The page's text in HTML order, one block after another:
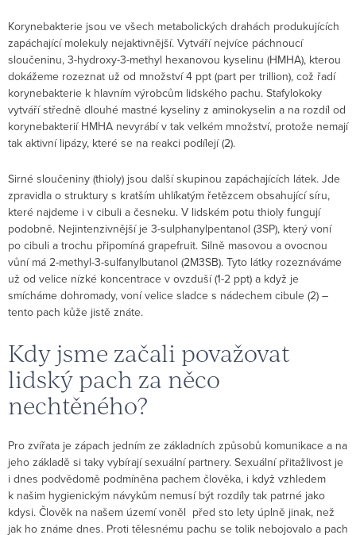
Korynebakterie jsou ve všech metabolických drahách produkujících
zapáchající molekuly nejaktivnější. Vytváří nejvíce páchnoucí
sloučeninu, 3-hydroxy-3-methyl hexanovou kyselinu (HMHA), kterou
dokážeme rozeznat už od množství 4 ppt (part per trillion), což řadí
korynebakterie k hlavním výrobcům lidského pachu. Stafylokoky
vytváří středně dlouhé mastné kyseliny z aminokyselin a na rozdíl od
korynebakterií HMHA nevyrábí v tak velkém množství, protože nemají
tak aktivní lipázy, které se na reakci podílejí (2).
Sirné sloučeniny (thioly) jsou další skupinou zapáchajících látek. Jde
zpravidla o struktury s kratším uhlíkatým řetězcem obsahující síru,
které najdeme i v cibuli a česneku. V lidském potu thioly fungují
podobně. Nejintenzivnější je 3-sulphanylpentanol (3SP), který voní
po cibuli a trochu připomíná grapefruit. Silně masovou a ovocnou
vůní má 2-methyl-3-sulfanylbutanol (2M3SB). Tyto látky rozeznáváme
už od velice nízké koncentrace v ovzduší (1-2 ppt) a když je
smícháme dohromady, voní velice sladce s nádechem cibule (2) –
tento pach kůže jistě znáte.
Kdy jsme začali považovat
lidský pach za něco
nechtěného?
Pro zvířata je zápach jedním ze základních způsobů komunikace a na
jeho základě si taky vybírají sexuální partnery. Sexuální přitažlivost je
i dnes podvědomě podmíněna pachem člověka, i když vzhledem
k našim hygienickým návykům nemusí být rozdíly tak patrné jako
kdysi. Člověk na našem území voněl před sto lety úplně jinak, než
jak ho známe dnes. Proti tělesnému pachu se tolik nebojovalo a pach